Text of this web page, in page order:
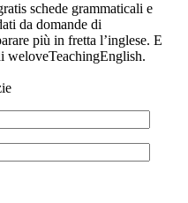
schede grammaticali e
da domande di
più in fretta l’inglese. E
weloveTeachingEnglish.